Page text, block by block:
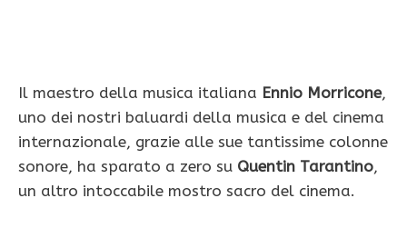
Il maestro della musica italiana Ennio Morricone,
uno dei nostri baluardi della musica e del cinema
internazionale, grazie alle sue tantissime colonne
sonore, ha sparato a zero su Quentin Tarantino,
un altro intoccabile mostro sacro del cinema.